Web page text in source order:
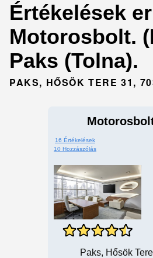
Értékelések
Motorosbolt.
Paks (Tolna).
PAKS, HŐSÖK TERE 31,
16 Értékelések
10 Hozzászólás
Paks, Hősök